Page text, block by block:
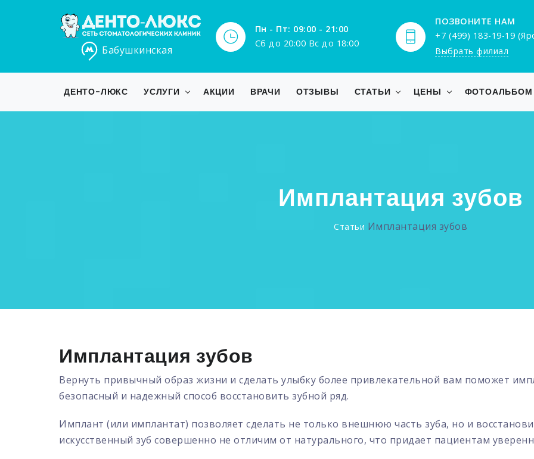
Бабушкинская
Пн - Пт: 09:00 - 21:00
Сб до 20:00 Вс до 18:00
ПОЗВОНИТЕ НАМ
+7 (499) 183-19-19
Выбрать филиал
ДЕНТО-ЛЮКС УСЛУГИ АКЦИИ ВРАЧИ ОТЗЫВЫ СТАТЬИ ЦЕНЫ ФОТОАЛЬБОМ
Имплантация зубов
Статьи Имплантация зубов
Имплантация зубов
Вернуть привычный образ жизни и сделать улыбку более привлекательной вам поможет
безопасный и надежный способ восстановить зубной ряд.
Имплант (или имплантат) позволяет сделать не только внешнюю часть зуба, но и
искусственный зуб совершенно не отличим от натурального, что придает пациентам